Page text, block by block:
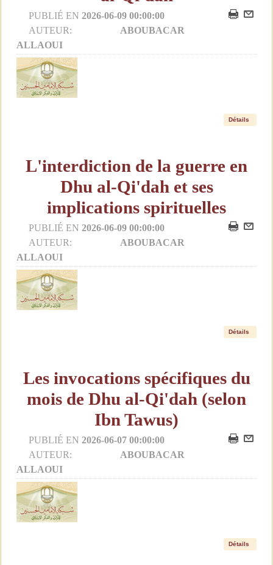
PUBLIÉ EN 2026-06-09 00:00:00
AUTEUR:
ABOUBACAR
ALLAOUI
Détails
L'interdiction de la guerre en
Dhu al-Qi'dah et ses
implications spirituelles
PUBLIÉ EN 2026-06-09 00:00:00
AUTEUR:
ABOUBACAR
ALLAOUI
Détails
Les invocations spécifiques du
mois de Dhu al-Qi'dah (selon
Ibn Tawus)
PUBLIÉ EN 2026-06-07 00:00:00
AUTEUR:
ABOUBACAR
ALLAOUI
Détails